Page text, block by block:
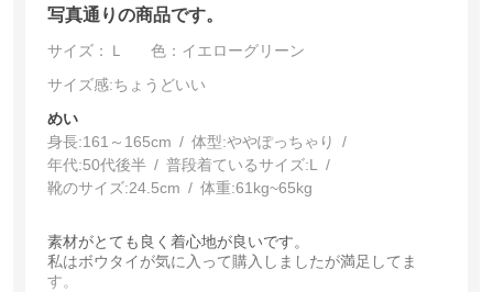
写真通りの商品です。
サイズ：Ｌ
色：イエローグリーン
サイズ感:ちょうどいい
めい
身長:161～165cm 体型:ぽっちゃり
年代:50代後半 普段着ているサイズ:L
靴のサイズ:24.5cm 体重:61kg~65kg
素材がとても良く着心地が良いです。
私はボウタイが気に入って購入しましたが満足してま
す。